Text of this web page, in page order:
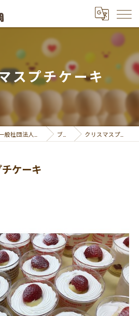
スプチケーキ
ブログ クリスマスプチケーキ
ケーキ